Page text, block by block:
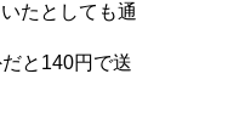
たとしても通
と140円で送